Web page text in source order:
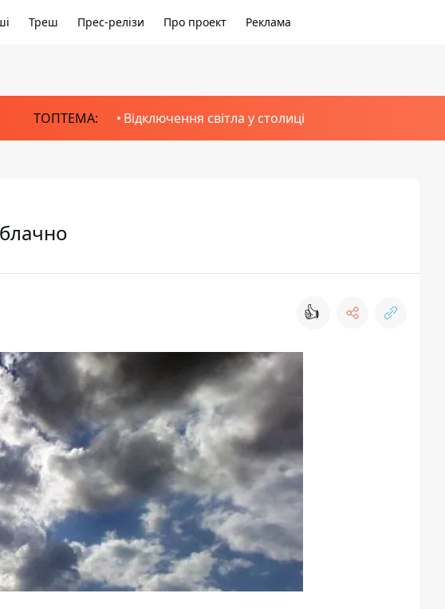
Треш Прес-релізи Про проект Реклама
ТОПТЕМА: Відключення світла у столиці
👍